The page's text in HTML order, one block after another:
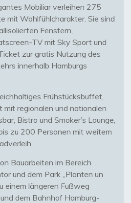
Mobiliar verleihen 275
mit Wohlfühlcharakter. Sie sind
Fenstern,
TV mit Sky Sport und
zur gratis Nutzung des
innerhalb Hamburgs
Frühstücksbuffet,
mit regionalen und nationalen
Bistro und Smoker’s Lounge,
zu 200 Personen mit weitem
Bauarbeiten im Bereich
und dem Park „Planten un
einem längeren Fußweg
dem Bahnhof Hamburg-